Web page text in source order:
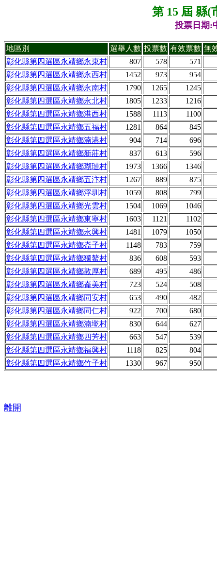
第 15 屆 縣(
投票日期:
地區別 選舉人數 投票數 有效票數 無
彰化縣第四選區永靖鄉永東村
807 578
571
彰化縣第四選區永靖鄉永西村
1452 973
954
彰化縣第四選區永靖鄉永南村
1790 1265
1245
彰化縣第四選區永靖鄉永北村
1805 1233
1216
彰化縣第四選區永靖鄉港西村
1588 1113
1100
彰化縣第四選區永靖鄉五福村
1281 864
845
彰化縣第四選區永靖鄉湳港村
904 714
696
彰化縣第四選區永靖鄉新莊村
837 613
596
彰化縣第四選區永靖鄉瑚璉村
1973 1366
1346
彰化縣第四選區永靖鄉五汴村
1267 889
875
彰化縣第四選區永靖鄉浮圳村
1059 808
799
彰化縣第四選區永靖鄉光雲村
1504 1069
1046
彰化縣第四選區永靖鄉東寧村
1603 1121
1102
彰化縣第四選區永靖鄉永興村
1481 1079
1050
彰化縣第四選區永靖鄉崙子村
1148 783
759
彰化縣第四選區永靖鄉獨鰲村
836 608
593
彰化縣第四選區永靖鄉敦厚村
689 495
486
彰化縣第四選區永靖鄉崙美村
723 524
508
彰化縣第四選區永靖鄉同安村
653 490
482
彰化縣第四選區永靖鄉同仁村
922 700
680
彰化縣第四選區永靖鄉湳墘村
830 644
627
彰化縣第四選區永靖鄉四芳村
663 547
539
彰化縣第四選區永靖鄉福興村
1118 825
804
彰化縣第四選區永靖鄉竹子村
1330 967 950
離開